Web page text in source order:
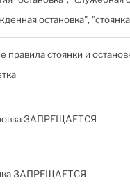
остановка",
правила стоянки и
ЗАПРЕЩАЕТСЯ
ЗАПРЕЩАЕТСЯ